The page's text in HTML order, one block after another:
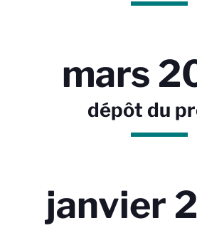
mars
dépôt du
janvier